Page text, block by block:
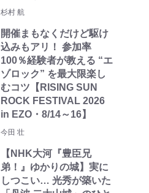
杉村 航
開催まもなくだけど駆け
込みもアリ！ 参加率
100％経験者が教える “エ
ゾロック” を最大限楽し
むコツ【RISING SUN
ROCK FESTIVAL 2026
in EZO・8/14～16】
今田 壮
【NHK大河『豊臣兄
弟！』ゆかりの城】実に
しつこい… 光秀が築いた